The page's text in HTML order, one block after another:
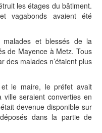
les étages du bâtiment.
vagabonds avaient été
et blessés de la
de Mayence à Metz. Tous
des malades n’étaient plus
et le maire, le préfet avait
seraient converties en
devenue disponible sur
dans la partie de